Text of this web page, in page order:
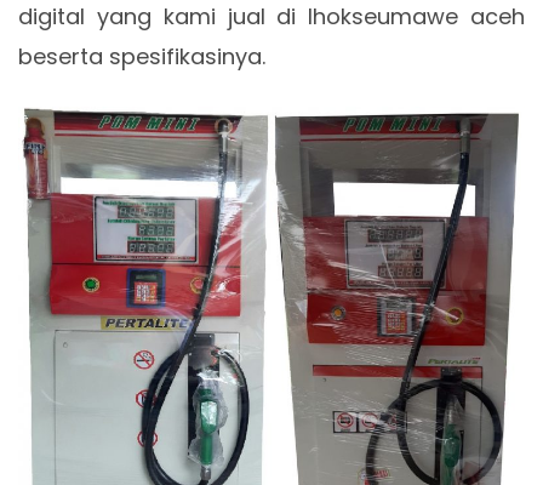
digital yang kami jual di lhokseumawe aceh
beserta spesifikasinya.